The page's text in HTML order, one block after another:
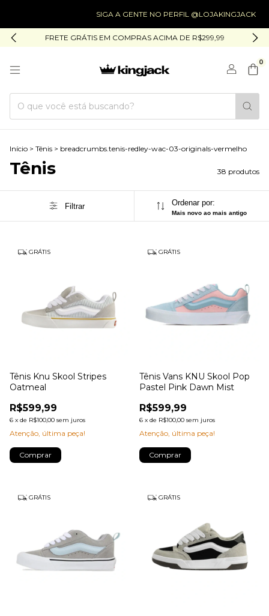
SIGA A GENTE NO PERFIL @LOJAKINGJACK
FRETE GRÁTIS EM COMPRAS ACIMA DE R$299,99
0
Início > Tênis > breadcrumbs.tenis-redley-wac-03-originals-vermelho
Tênis 38 produtos
Filtrar Ordenar por:
Mais novo ao mais antigo
GRÁTIS
Tênis Knu Skool Stripes
Oatmeal
R$599,99
6 x de R$100,00 sem juros
Atenção, última peça!
Comprar
GRÁTIS
Tênis Vans KNU Skool Pop
Pastel Pink Dawn Mist
R$599,99
6 x de R$100,00 sem juros
Atenção, última peça!
Comprar
GRÁTIS GRÁTIS